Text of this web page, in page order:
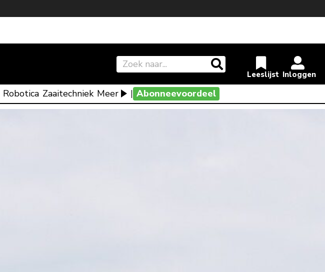
Robotica Zaaitechniek Meer | Abonneevoordeel